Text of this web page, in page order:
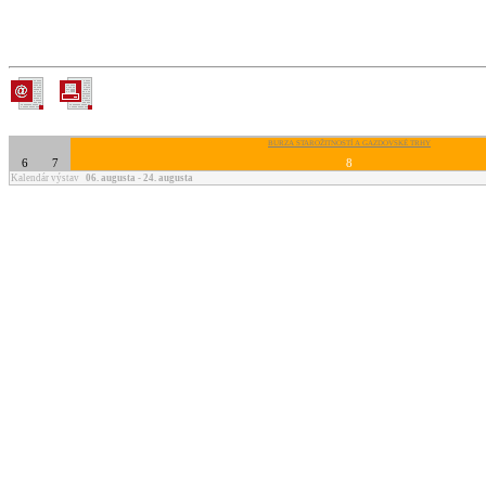
6 7
BURZA STAROŽITNOSTÍ A GAZDOVSKÉ TRHY
8
Kalendár výstav 06. augusta - 24. augusta